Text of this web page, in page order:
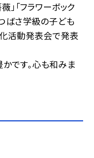
」「フラワーボック
ばさ学級の子ども
活動発表会で発表
です。心も和みま